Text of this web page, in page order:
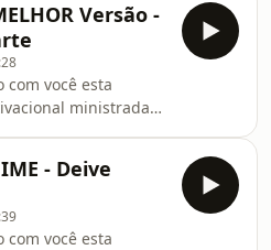
procurando por:
pales
Versão -
você esta
ministrada
- Deive
você esta